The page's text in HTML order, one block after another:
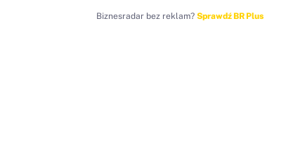
Biznesradar bez reklam? Sprawdź BR Plus